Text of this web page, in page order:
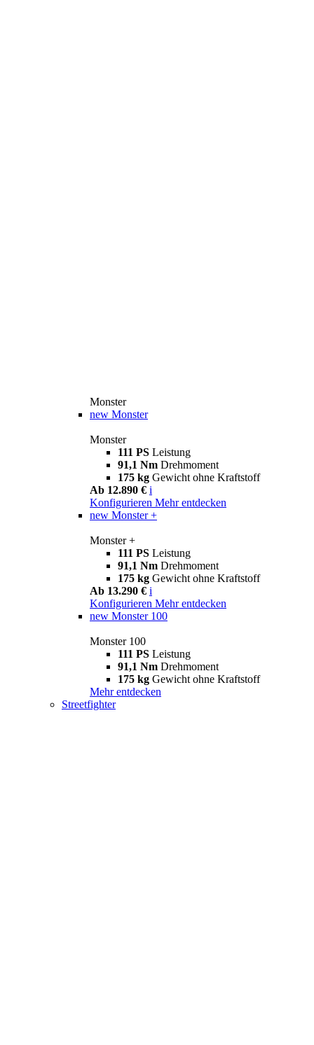
Monster
new Monster
Monster
111 PS Leistung
91,1 Nm Drehmoment
175 kg Gewicht ohne Kraftstoff
Ab 12.890 € i
Konfigurieren Mehr entdecken
new Monster +
Monster +
111 PS Leistung
91,1 Nm Drehmoment
175 kg Gewicht ohne Kraftstoff
Ab 13.290 € i
Konfigurieren Mehr entdecken
new Monster 100
Monster 100
111 PS Leistung
91,1 Nm Drehmoment
175 kg Gewicht ohne Kraftstoff
Mehr entdecken
Streetfighter